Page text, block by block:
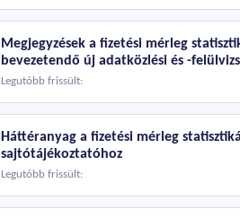
Megjegyzések a fizetési mérleg
bevezetendő új adatközlési és -
Legutóbb frissült:
Háttéranyag a fizetési mérleg
sajtótájékoztatóhoz
Legutóbb frissült: